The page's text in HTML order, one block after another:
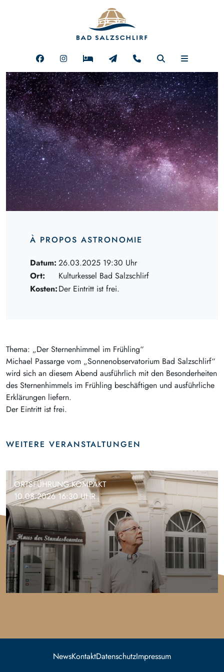
À PROPOS ASTRONOMIE
Datum: 26.03.2025 19:30 Uhr
Ort:
Kulturkessel Bad Salzschlirf
Kosten:Der Eintritt ist frei.
Thema: „Der Sternenhimmel im Frühling“
Michael Passarge vom „Sonnenobservatorium Bad Salzschlirf“
wird sich an diesem Abend ausführlich mit den Besonderheiten
des Sternenhimmels im Frühling beschäftigen und ausführliche
Erklärungen liefern.
Der Eintritt ist frei.
WEITERE VERANSTALTUNGEN
ORTSFÜHRUNG KOMPAKT
10.08.2026 16:30 UHR
NewsKontaktDatenschutzImpressum